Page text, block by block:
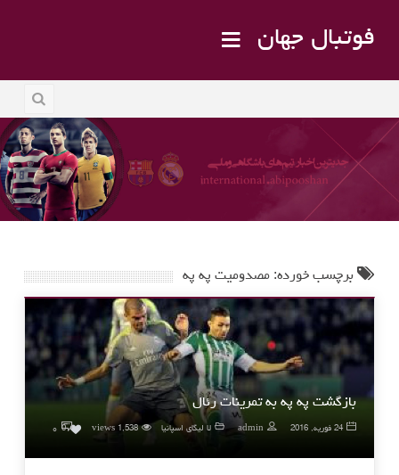
فوتبال جهان
برچسب خورده: مصدومیت په په
بازگشت په په به تمرینات رئال
24 فوریه, 2016 admin لا لیگای اسپانیا 1,538 views
0 ۰